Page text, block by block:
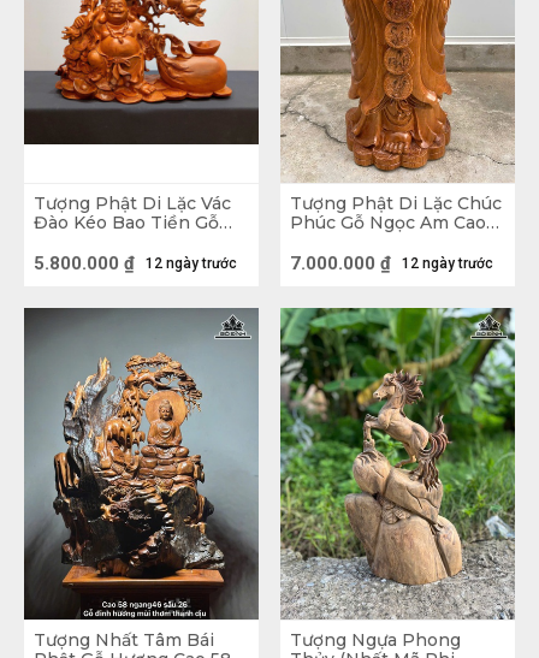
Tượng Phật Di Lặc Vác
Đào Kéo Bao Tiền Gỗ
Sâu 18 (cm)
12 ngày trước
5.800.000 ₫
Tượng Phật Di Lặc Chúc
Phúc Gỗ Ngọc Am Cao
(cm)
12 ngày trước
7.000.000 ₫
Tượng Nhất Tâm Bái
Tượng Ngựa Phong